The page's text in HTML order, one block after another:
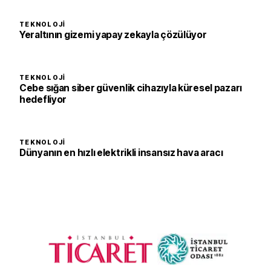
TEKNOLOJI
Yeraltının gizemi yapay zekayla çözülüyor
TEKNOLOJI
Cebe sığan siber güvenlik cihazıyla küresel pazarı
hedefliyor
TEKNOLOJI
Dünyanın en hızlı elektrikli insansız hava aracı